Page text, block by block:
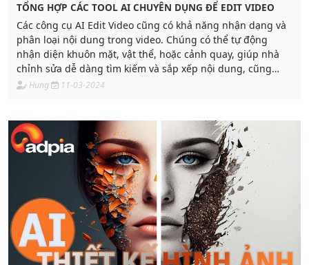
TỔNG HỢP CÁC TOOL AI CHUYÊN DỤNG ĐỂ EDIT VIDEO
Các công cụ AI Edit Video cũng có khả năng nhận dạng và
phân loại nội dung trong video. Chúng có thể tự động
nhận diện khuôn mặt, vật thể, hoặc cảnh quay, giúp nhà
chỉnh sửa dễ dàng tìm kiếm và sắp xếp nội dung, cũng
như áp dụng các hiệu chỉnh tự động dựa trên nội dung.
Hung 11-03-2024